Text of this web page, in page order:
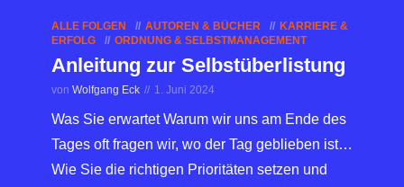
ALLE FOLGEN AUTOREN & BÜCHER
KARRIERE &
ERFOLG
ORDNUNG & SELBSTMANAGEMENT
Anleitung zur Selbstüberlistung
von Wolfgang Eck 1. Juni 2024
Was Sie erwartet Warum wir uns am Ende des
Tages oft fragen wir, wo der Tag geblieben ist…
Wie Sie die richtigen Prioritäten setzen und